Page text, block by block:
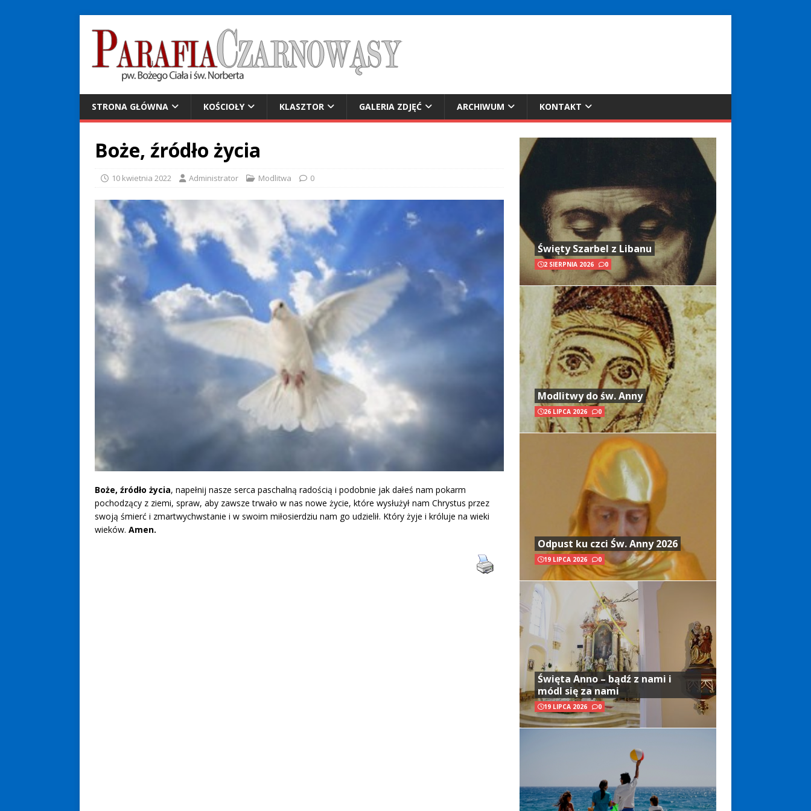
STRONA GŁÓWNA KOŚCIOŁY KLASZTOR GALERIA ZDJĘĆ ARCHIWUM KONTAKT
Boże, źródło życia
10 kwietnia 2022 Administrator Modlitwa 0
Boże, źródło życia, napełnij nasze serca paschalną radością i podobnie jak dałeś nam pokarm
pochodzący z ziemi, spraw, aby zawsze trwało w nas nowe życie, które wysłużył nam Chrystus przez
swoją śmierć i zmartwychwstanie i w swoim miłosierdziu nam go udzielił. Który żyje i króluje na wieki
wieków. Amen.
Święty Szarbel z Libanu
2 SIERPNIA 2026 0
Modlitwy do św. Anny
26 LIPCA 2026 0
Odpust ku czci Św. Anny 2026
19 LIPCA 2026 0
Święta Anno – bądź z nami i
módl się za nami
19 LIPCA 2026 0